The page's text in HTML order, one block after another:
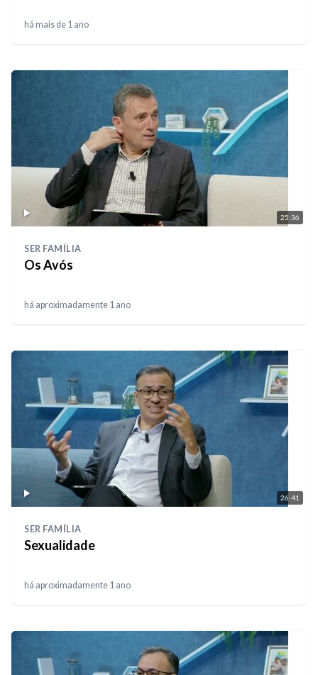
há mais de 1 ano
25:36
SER FAMÍLIA
Os Avós
há aproximadamente 1 ano
26:41
SER FAMÍLIA
Sexualidade
há aproximadamente 1 ano